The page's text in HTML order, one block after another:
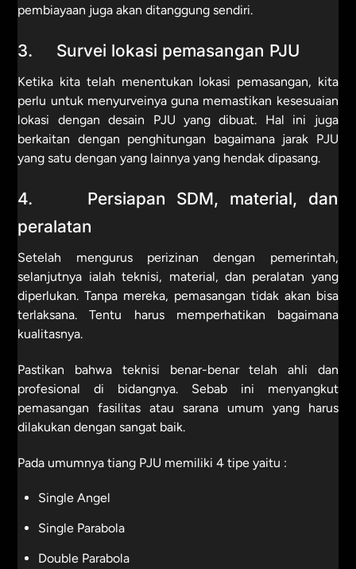
pembiayaan juga akan ditanggung sendiri.
3. Survei lokasi pemasangan PJU
Ketika kita telah menentukan lokasi pemasangan, kita
perlu untuk menyurveinya guna memastikan kesesuaian
lokasi dengan desain PJU yang dibuat. Hal ini juga
berkaitan dengan penghitungan bagaimana jarak PJU
yang satu dengan yang lainnya yang hendak dipasang.
4. Persiapan SDM, material, dan
peralatan
Setelah mengurus perizinan dengan pemerintah,
selanjutnya ialah teknisi, material, dan peralatan yang
diperlukan. Tanpa mereka, pemasangan tidak akan bisa
terlaksana. Tentu harus memperhatikan bagaimana
kualitasnya.
Pastikan bahwa teknisi benar-benar telah ahli dan
profesional di bidangnya. Sebab ini menyangkut
pemasangan fasilitas atau sarana umum yang harus
dilakukan dengan sangat baik.
Pada umumnya tiang PJU memiliki 4 tipe yaitu :
Single Angel
Single Parabola
Double Parabola